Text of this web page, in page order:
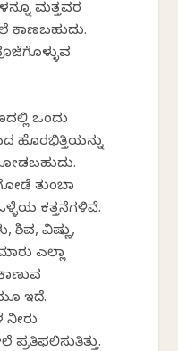
ಮತ್ತವರ
ಕಾಣಬಹುದು.
ಒಂದು
ಹೊರಭಿತ್ತಿಯನ್ನು
ತುಂಬಾ
ಕತ್ತನೆಗಳಿವೆ.
ಶಿವ, ವಿಷ್ಣು,
ಎಲ್ಲಾ
ಇದೆ.
ಪ್ರತಿಫಲಿಸುತಿತ್ತು.